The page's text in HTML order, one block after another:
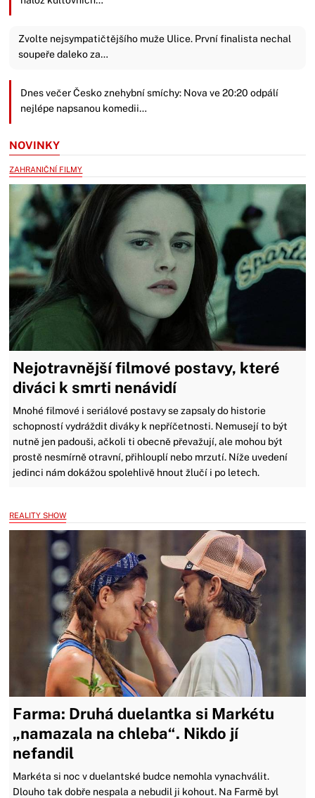
Zvolte nejsympatičtějšího muže Ulice. První finalista nechal
soupeře daleko za…
Dnes večer Česko znehybní smíchy: Nova ve 20:20 odpálí
nejlépe napsanou komedii…
NOVINKY
ZAHRANIČNÍ FILMY
Nejotravnější filmové postavy, které
diváci k smrti nenávidí
Mnohé filmové i seriálové postavy se zapsaly do historie
schopností vydráždit diváky k nepříčetnosti. Nemusejí to být
nutně jen padouši, ačkoli ti obecně převažují, ale mohou být
prostě nesmírně otravní, přihlouplí nebo mrzutí. Níže uvedení
jedinci nám dokážou spolehlivě hnout žlučí i po letech.
REALITY SHOW
Farma: Druhá duelantka si Markétu
„namazala na chleba“. Nikdo jí
nefandil
Markéta si noc v duelantské budce nemohla vynachválit.
Dlouho tak dobře nespala a nebudil ji kohout. Na Farmě byl